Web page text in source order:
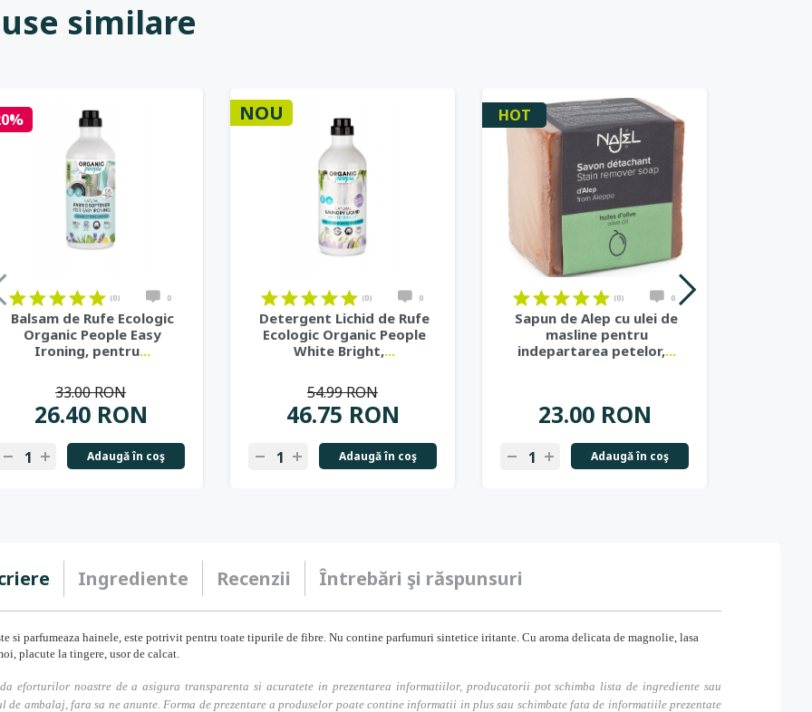
similare
(0) 0
Balsam de Rufe Ecologic
Organic People Easy
Ironing, pentru...
26.40 RON
33.00 RON
Adaugă în coş
NOU
(0) 0
Detergent Lichid de Rufe
Ecologic Organic People
White Bright,...
46.75 RON
54.99 RON
Adaugă în coş
HOT
(0) 0
Sapun de Alep cu ulei de
masline pentru
indepartarea petelor,...
23.00 RON
Adaugă în coş
+
- +
- +
-
on
on on
on on
on on
on on
on on
on on
on on
on on
on on
on on
on on
on on
on on
on on
on
Ingrediente Recenzii Întrebări şi răspunsuri
si parfumeaza hainele, este potrivit pentru toate tipurile de fibre. Nu contine parfumuri sintetice iritante. Cu aroma delicata de magnolie, lasa
placute la tingere, usor de calcat.
eforturilor noastre de a asigura transparenta si acuratete in prezentarea informatiilor, producatorii pot schimba lista de ingrediente sau
de ambalaj, fara sa ne anunte. Forma de prezentare a produselor poate contine informatii in plus sau schimbate fata de informatiile prezentate